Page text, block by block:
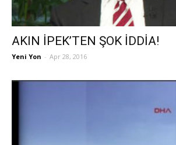
AKIN İPEK’TEN ŞOK İDDİA!
Yeni Yon - Apr 28, 2016